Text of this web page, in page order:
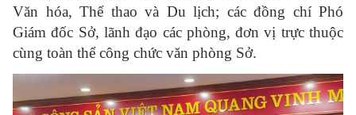
Văn hóa, Thể thao và Du lịch; các đồng chí Phó
Giám đốc Sở, lãnh đạo các phòng, đơn vị trực thuộc
cùng toàn thể công chức văn phòng Sở.